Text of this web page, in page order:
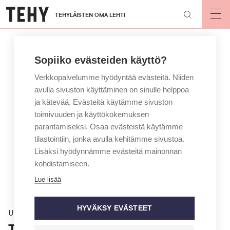
Hyppää
pääsisältöön
TEHYLÄISTEN OMA LEHTI
Uutinen
Sopiiko evästeiden käyttö?
Verkkopalvelumme hyödyntää evästeitä. Niiden
avulla sivuston käyttäminen on sinulle helppoa
ja kätevää. Evästeitä käytämme sivuston
toimivuuden ja käyttökokemuksen
parantamiseksi. Osaa evästeistä käytämme
tilastointiin, jonka avulla kehitämme sivustoa.
Lisäksi hyödynnämme evästeitä mainonnan
kohdistamiseen.
Lue lisää
HYVÄKSY EVÄSTEET